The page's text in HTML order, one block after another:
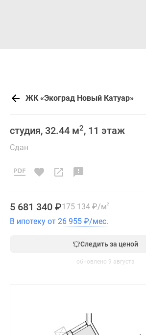
ЖК «Экоград Новый Катуар»
студия, 32.44 м2, 11 этаж
Сдан
5 681 340 ₽175 134 ₽/м2
В ипотеку от 26 955 ₽/мес.
Следить за ценой
обновлено 9 августа